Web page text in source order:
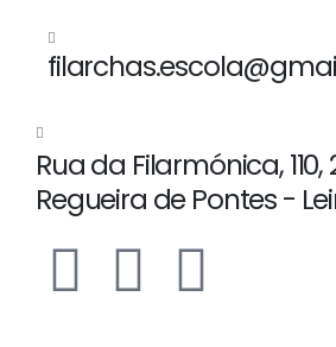
Rua da Filarmónica, 110,
Regueira de Pontes -